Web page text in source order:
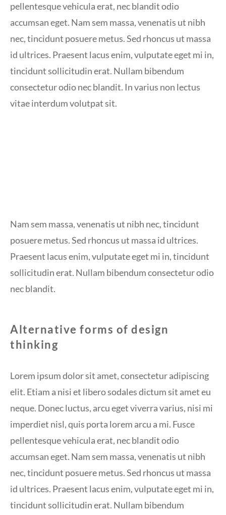
pellentesque vehicula erat, nec blandit odio
accumsan eget. Nam sem massa, venenatis ut nibh
nec, tincidunt posuere metus. Sed rhoncus ut massa
id ultrices. Praesent lacus enim, vulputate eget mi in,
tincidunt sollicitudin erat. Nullam bibendum
consectetur odio nec blandit. In varius non lectus
vitae interdum volutpat sit.
Nam sem massa, venenatis ut nibh nec, tincidunt
posuere metus. Sed rhoncus ut massa id ultrices.
Praesent lacus enim, vulputate eget mi in, tincidunt
sollicitudin erat. Nullam bibendum consectetur odio
nec blandit.
Alternative forms of design
thinking
Lorem ipsum dolor sit amet, consectetur adipiscing
elit. Etiam a nisi et libero sodales dictum sit amet eu
neque. Donec luctus, arcu eget viverra varius, nisi mi
imperdiet nisl, quis porta lorem arcu a mi. Fusce
pellentesque vehicula erat, nec blandit odio
accumsan eget. Nam sem massa, venenatis ut nibh
nec, tincidunt posuere metus. Sed rhoncus ut massa
id ultrices. Praesent lacus enim, vulputate eget mi in,
tincidunt sollicitudin erat. Nullam bibendum